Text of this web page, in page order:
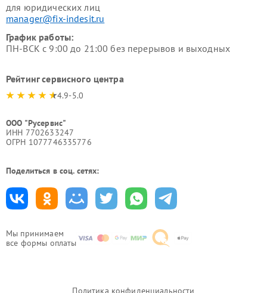
Мы принимаем
все формы оплаты
для юридических лиц
manager@fix-indesit.ru
График работы:
ПН-ВСК с 9:00 до 21:00 без перерывов и выходных
Рейтинг сервисного центра
4.9-5.0
ООО "Русервис"
ИНН 7702633247
ОГРН 1077746335776
Поделиться в соц. сетях:
Политика конфиденциальности